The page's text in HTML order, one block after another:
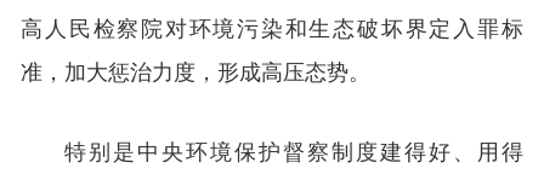
高人民检察院对环境污染和生态破坏界定入罪标
准，加大惩治力度，形成高压态势。
特别是中央环境保护督察制度建得好、用得